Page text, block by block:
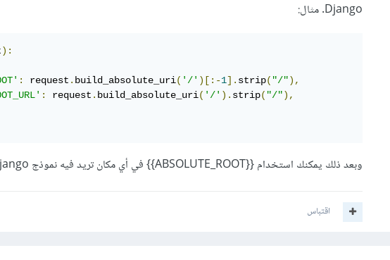
Django. مثال:
):
: request . build_absolute_uri( '/' )[:-1]. strip( "/"),
: request . build_absolute_uri( '/' ). strip( "/"),
وبعد ذلك يمكنك استخدام {{ABSOLUTE_ROOT}} في أي مكان تريد فيه نموذج django.
اقتباس